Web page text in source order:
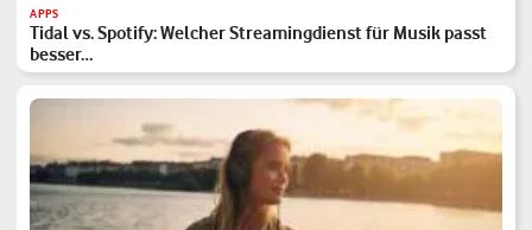
APPS
Tidal vs. Spotify: Welcher Streamingdienst für Musik passt
besser…